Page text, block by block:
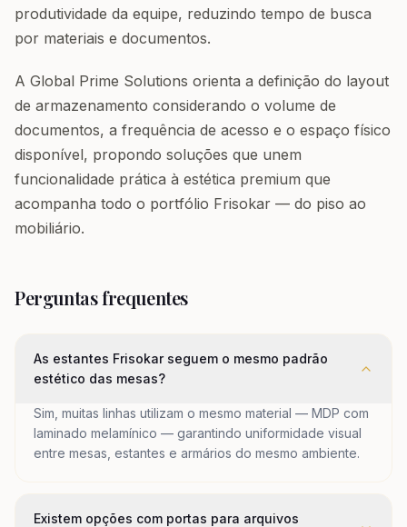
produtividade da equipe, reduzindo tempo de busca
por materiais e documentos.
A Global Prime Solutions orienta a definição do layout
de armazenamento considerando o volume de
documentos, a frequência de acesso e o espaço físico
disponível, propondo soluções que unem
funcionalidade prática à estética premium que
acompanha todo o portfólio Frisokar — do piso ao
mobiliário.
Perguntas frequentes
As estantes Frisokar seguem o mesmo padrão
estético das mesas?
Sim, muitas linhas utilizam o mesmo material — MDP com
laminado melamínico — garantindo uniformidade visual
entre mesas, estantes e armários do mesmo ambiente.
Existem opções com portas para arquivos